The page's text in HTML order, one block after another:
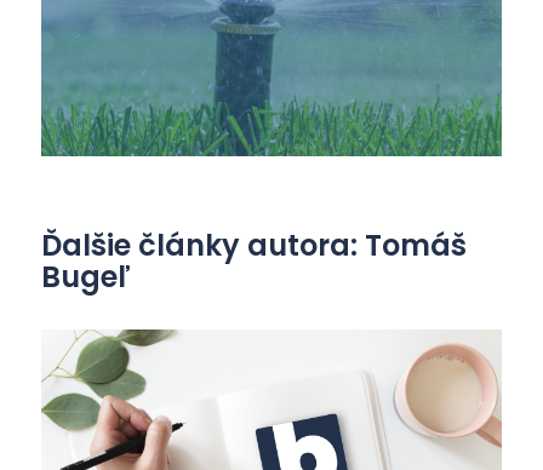
Ďalšie články autora: Tomáš
Bugeľ